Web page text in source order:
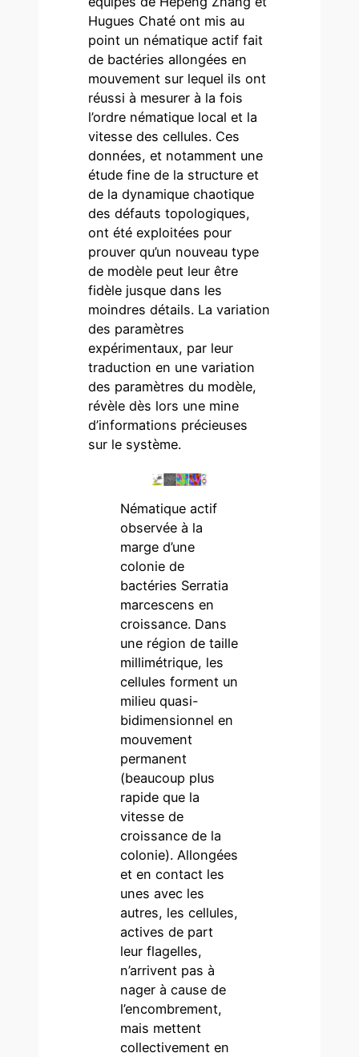
Hugues Chaté ont mis au
point un nématique actif fait
de bactéries allongées en
mouvement sur lequel ils ont
réussi à mesurer à la fois
l’ordre nématique local et la
vitesse des cellules. Ces
données, et notamment une
étude fine de la structure et
de la dynamique chaotique
des défauts topologiques,
ont été exploitées pour
prouver qu’un nouveau type
de modèle peut leur être
fidèle jusque dans les
moindres détails. La variation
des paramètres
expérimentaux, par leur
traduction en une variation
des paramètres du modèle,
révèle dès lors une mine
d’informations précieuses
sur le système.
Nématique actif
observée à la
marge d’une
colonie de
bactéries Serratia
marcescens en
croissance. Dans
une région de taille
millimétrique, les
cellules forment un
milieu quasi-
bidimensionnel en
mouvement
permanent
(beaucoup plus
rapide que la
vitesse de
croissance de la
colonie). Allongées
et en contact les
unes avec les
autres, les cellules,
actives de part
leur flagelles,
n’arrivent pas à
nager à cause de
l’encombrement,
mais mettent
collectivement en